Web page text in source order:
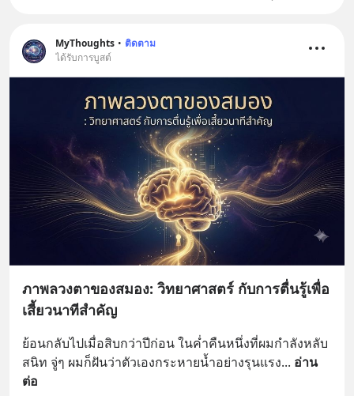
MyThoughts • ติดตาม
ได้รับการบูสต์
ภาพลวงตาของสมอง: วิทยาศาสตร์ กับการตื่นรู้เพื่อ
เสี้ยวนาทีสำคัญ
ย้อนกลับไปเมื่อสิบกว่าปีก่อน ในค่ำคืนหนึ่งที่ผมกำลังหลับ
สนิท จู่ๆ ผมก็ฝันว่าตัวเองกระหายน้ำอย่างรุนแรง... อ่าน
ต่อ